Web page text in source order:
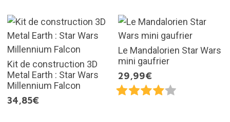
Kit de construction 3D
Metal Earth : Star Wars
Millennium Falcon
34,85€
Le Mandalorien Star Wars
mini gaufrier
29,99€